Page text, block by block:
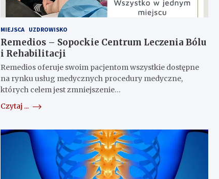
MIEJSCA UZDROWISKO
Remedios – Sopockie Centrum Leczenia Bólu
i Rehabilitacji
Remedios oferuje swoim pacjentom wszystkie dostępne
na rynku usług medycznych procedury medyczne,
których celem jest zmniejszenie…
Czytaj ...